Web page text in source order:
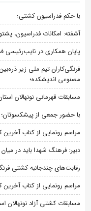
با حکم فدراسیون کشتی؛
آشفته: امکانات فدراسیون،
پایان همکاری در نایب‌رئیسی
فرنگی‌کاران تیم ملی زیر
مصنوعی اندیشکده؛
مسابقات قهرمانی نونهالان
با حضور جمعی از پیشکسوتان؛
مراسم رونمایی از کتاب
دبیر: فرهنگ شهدا باید در
رقابت‌های چندجانبه کشتی
مراسم رونمایی از کتاب آخرین
مسابقات کشتی آزاد نونهالان